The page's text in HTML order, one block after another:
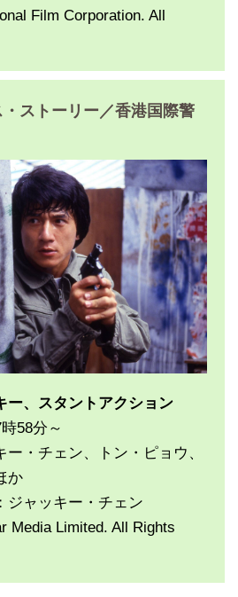
Film Corporation. All
・ストーリー／香港国際警
ー、スタントアクション
58分～
ー・チェン、トン・ピョウ、
か
ジャッキー・チェン
Media Limited. All Rights